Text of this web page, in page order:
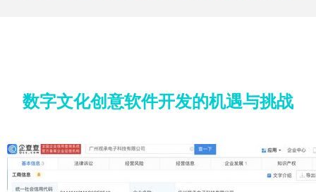
数字文化创意软件开发的机遇与挑战